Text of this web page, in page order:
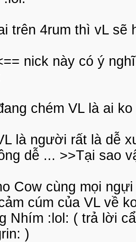
trên 4rum thì vL sẽ
nick này có ý
chém VL là ai
là người rất là dễ
dễ ... >>Tại sao
Cow cùng mọi
cúm của VL về
Nhím :lol: ( trả lời
)